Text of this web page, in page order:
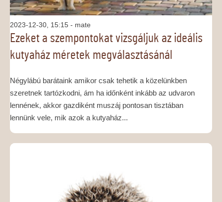
2023-12-30, 15:15 - mate
Ezeket a szempontokat vizsgáljuk az ideális
kutyaház méretek megválasztásánál
Négylábú barátaink amikor csak tehetik a közelünkben
szeretnek tartózkodni, ám ha időnként inkább az udvaron
lennének, akkor gazdiként muszáj pontosan tisztában
lennünk vele, mik azok a kutyaház...